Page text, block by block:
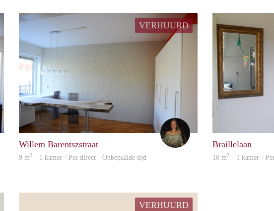
Joyce
VERHUURD
Willem Barentszstraat
9 m2 · 1 kamer · Per direct - Onbepaalde tijd
Braillelaan
10 m2 · 1 kamer ·
VERHUURD